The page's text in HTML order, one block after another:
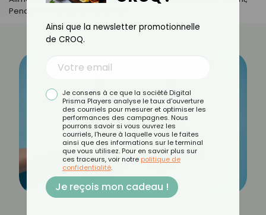
Pendant Et Après Le Traitement
Ainsi que la newsletter promotionnelle
de CROQ.
Je consens à ce que la société Digital
Prisma Players analyse le taux d'ouverture
des courriels pour mesurer et optimiser les
performances des campagnes. Nous
pourrons savoir si vous ouvrez les
courriels, l'heure à laquelle vous le faites
ainsi que des informations sur le terminal
que vous utilisez. Pour en savoir plus sur
ces traceurs, voir notre politique de
confidentialité.
Je reçois mon cadeau !